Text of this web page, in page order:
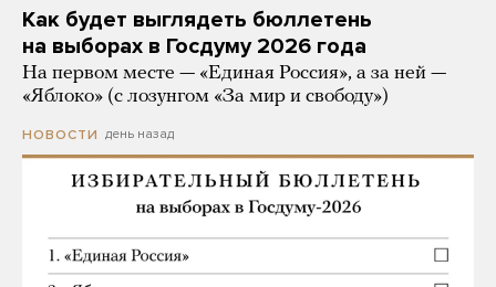
Как будет выглядеть бюллетень
на выборах в Госдуму 2026 года
На первом месте — «Единая Россия», а за ней —
«Яблоко» (с лозунгом «За мир и свободу»)
НОВОСТИ день назад